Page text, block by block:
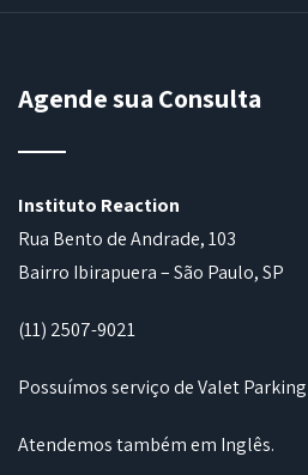
Agende sua Consulta
Instituto Reaction
Rua Bento de Andrade, 103
Bairro Ibirapuera – São Paulo, SP
(11) 2507-9021
Possuímos serviço de Valet Parking
Atendemos também em Inglês.